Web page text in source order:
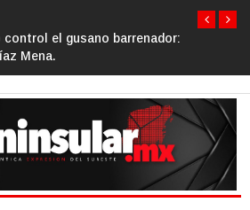
el turismo comunitario desde el